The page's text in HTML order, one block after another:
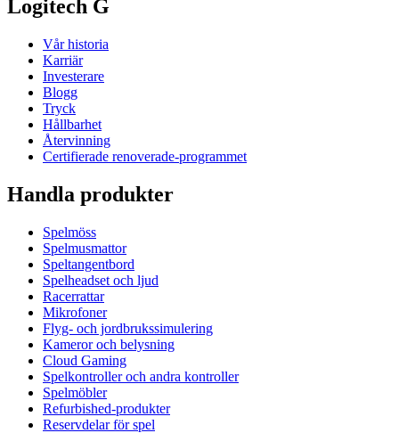
Logitech G
Vår historia
Karriär
Investerare
Blogg
Tryck
Hållbarhet
Återvinning
Certifierade renoverade-programmet
Handla produkter
Spelmöss
Spelmusmattor
Speltangentbord
Spelheadset och ljud
Racerrattar
Mikrofoner
Flyg- och jordbrukssimulering
Kameror och belysning
Cloud Gaming
Spelkontroller och andra kontroller
Spelmöbler
Refurbished-produkter
Reservdelar för spel